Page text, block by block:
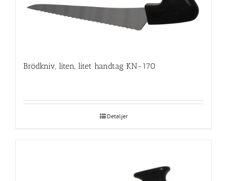
Brödkniv, liten, litet handtag KN-170
Detaljer